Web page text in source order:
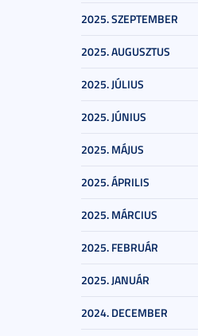
2025. SZEPTEMBER
2025. AUGUSZTUS
2025. JÚLIUS
2025. JÚNIUS
2025. MÁJUS
2025. ÁPRILIS
2025. MÁRCIUS
2025. FEBRUÁR
2025. JANUÁR
2024. DECEMBER